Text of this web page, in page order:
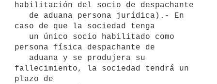
habilitación del socio de despachante
caso de que la sociedad tenga
persona física despachante de
fallecimiento, la sociedad tendrá un
plazo de